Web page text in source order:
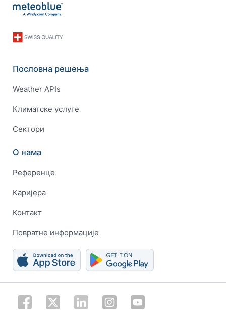
Пословна решења
Weather APIs
Климатске услуге
Сектори
О нама
Референце
Каријера
Контакт
Повратне информације